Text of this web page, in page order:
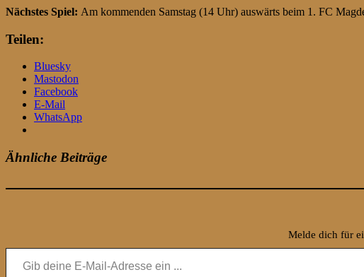
Nächstes Spiel: Am kommenden Samstag (14 Uhr) auswärts beim 1. FC
Teilen:
Bluesky
Mastodon
Facebook
E-Mail
WhatsApp
Ähnliche Beiträge
Melde dich für
Gib deine E-Mail-Adresse ein ...